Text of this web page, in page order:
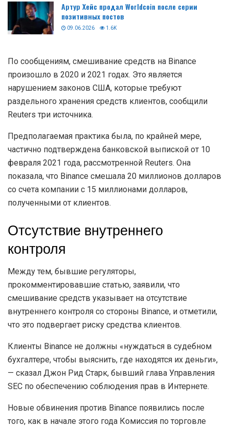
Артур Хейс продал Worldcoin после серии
позитивных постов
09.06.2026 1.6K
По сообщениям, смешивание средств на Binance
произошло в 2020 и 2021 годах. Это является
нарушением законов США, которые требуют
раздельного хранения средств клиентов, сообщили
Reuters три источника.
Предполагаемая практика была, по крайней мере,
частично подтверждена банковской выпиской от 10
февраля 2021 года, рассмотренной Reuters. Она
показала, что Binance смешала 20 миллионов долларов
со счета компании с 15 миллионами долларов,
полученными от клиентов.
Отсутствие внутреннего
контроля
Между тем, бывшие регуляторы,
прокомментировавшие статью, заявили, что
смешивание средств указывает на отсутствие
внутреннего контроля со стороны Binance, и отметили,
что это подвергает риску средства клиентов.
Клиенты Binance не должны «нуждаться в судебном
бухгалтере, чтобы выяснить, где находятся их деньги»,
— сказал Джон Рид Старк, бывший глава Управления
SEC по обеспечению соблюдения прав в Интернете.
Новые обвинения против Binance появились после
того, как в начале этого года Комиссия по торговле